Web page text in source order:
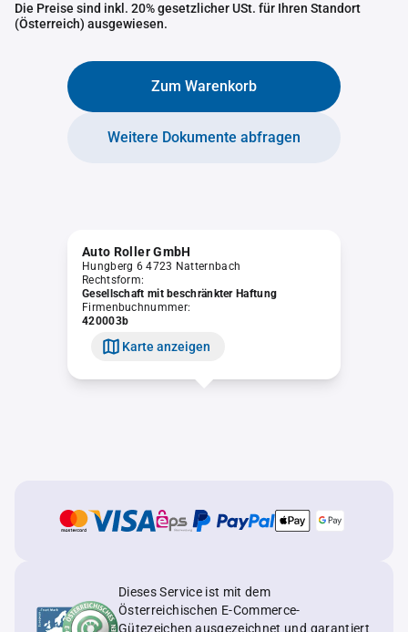
Die Preise sind inkl. 20% gesetzlicher USt. für Ihren Standort
(Österreich) ausgewiesen.
Zum Warenkorb
Weitere Dokumente abfragen
Auto Roller GmbH
Hungberg 6 4723 Natternbach
Rechtsform:
Gesellschaft mit beschränkter Haftung
Firmenbuchnummer:
420003b
Karte anzeigen
Dieses Service ist mit dem
Österreichischen E-Commerce-
Gütezeichen ausgezeichnet und garantiert